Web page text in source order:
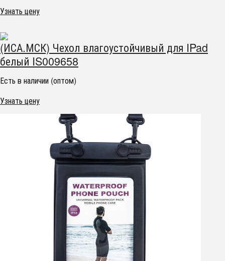
Узнать цену
(ИСА.МСК) Чехол влагоустойчивый для IPad
белый IS009658
Есть в наличии (оптом)
Узнать цену